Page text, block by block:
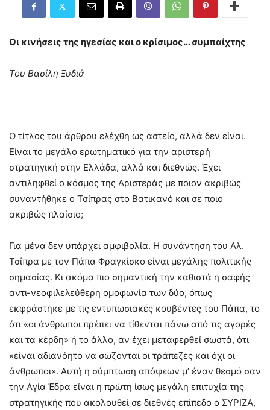
Οι κινήσεις της ηγεσίας και ο κρίσιμος… συμπαίχτης
Του Βασίλη Ξυδιά
Ο τίτλος του άρθρου ελέχθη ως αστείο, αλλά δεν είναι.
Είναι το μεγάλο ερωτηματικό για την αριστερή
στρατηγική στην Ελλάδα, αλλά και διεθνώς. Έχει
αντιληφθεί ο κόσμος της Aριστεράς με ποιον ακριβώς
συναντήθηκε ο Τσίπρας στο Βατικανό και σε ποιο
ακριβώς πλαίσιο;
Για μένα δεν υπάρχει αμφιβολία. Η συνάντηση του Αλ.
Τσίπρα με τον Πάπα Φραγκίσκο είναι μεγάλης πολιτικής
σημασίας. Κι ακόμα πιο σημαντική την καθιστά η σαφής
αντι-νεοφιλελεύθερη ομοφωνία των δύο, όπως
εκφράστηκε με τις εντυπωσιακές κουβέντες του Πάπα, το
ότι «οι άνθρωποι πρέπει να τίθενται πάνω από τις αγορές
και τα κέρδη» ή το άλλο, αν έχει μεταφερθεί σωστά, ότι
«είναι αδιανόητο να σώζονται οι τράπεζες και όχι οι
άνθρωποι». Αυτή η σύμπτωση απόψεων μ’ έναν θεσμό σαν
την Αγία Έδρα είναι η πρώτη ίσως μεγάλη επιτυχία της
στρατηγικής που ακολουθεί σε διεθνές επίπεδο ο ΣΥΡΙΖΑ,